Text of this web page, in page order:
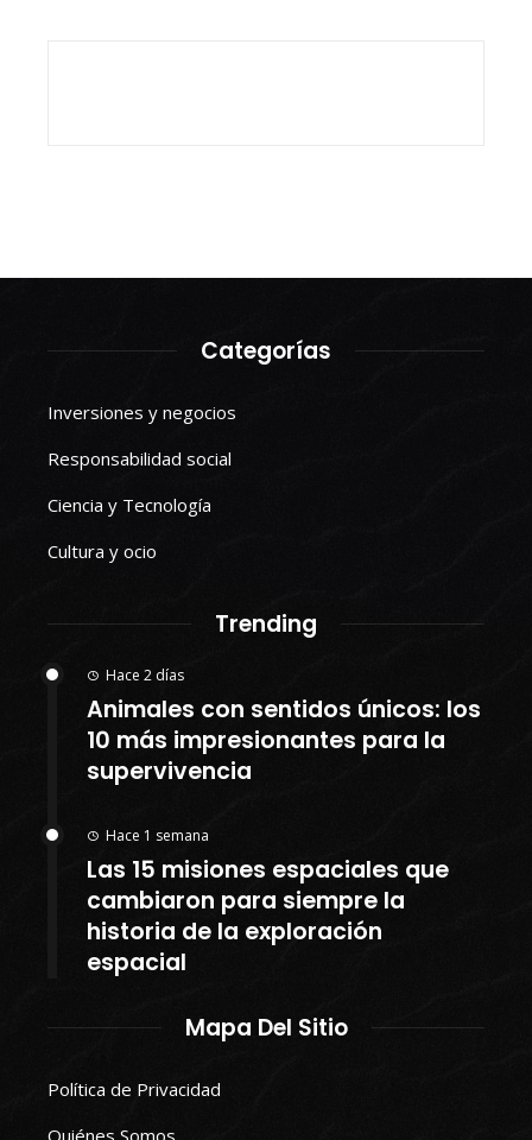
Categorías
Inversiones y negocios
Responsabilidad social
Ciencia y Tecnología
Cultura y ocio
Trending
Hace 2 días
Animales con sentidos únicos: los
10 más impresionantes para la
supervivencia
Hace 1 semana
Las 15 misiones espaciales que
cambiaron para siempre la
historia de la exploración
espacial
Mapa Del Sitio
Política de Privacidad
Quiénes Somos